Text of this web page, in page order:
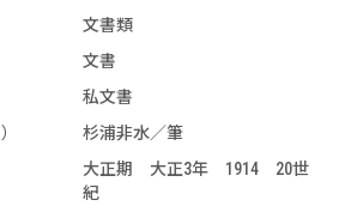
文書類
文書
私文書
杉浦非水／筆
大正期 大正3年 1914 20世
紀